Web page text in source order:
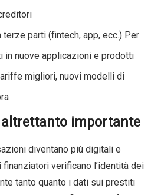
terze parti (fintech, app, ecc.) Per
in nuove applicazioni e prodotti
migliori, nuovi modelli di
altrettanto importante
diventano più digitali e
verificano l’identità dei
tanto quanto i dati sui prestiti